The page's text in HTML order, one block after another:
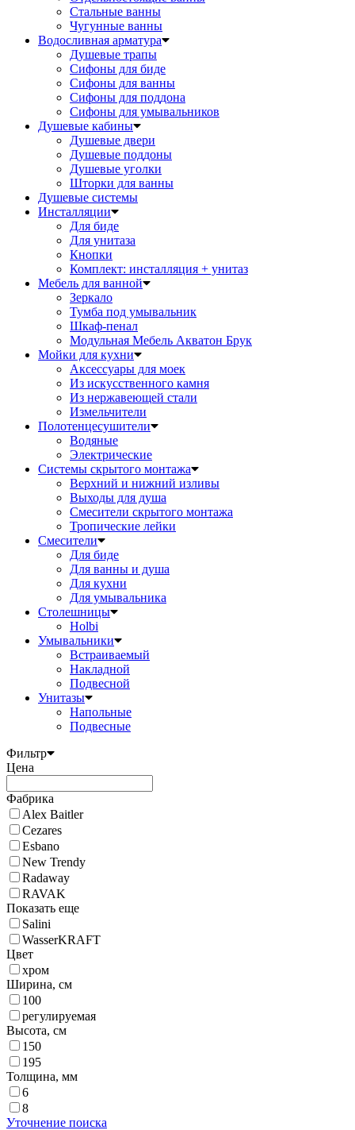
Стальные ванны
Чугунные ванны
Водосливная арматура
Душевые трапы
Сифоны для биде
Сифоны для ванны
Сифоны для поддона
Сифоны для умывальников
Душевые кабины
Душевые двери
Душевые поддоны
Душевые уголки
Шторки для ванны
Душевые системы
Инсталляции
Для биде
Для унитаза
Кнопки
Комплект: инсталляция + унитаз
Мебель для ванной
Зеркало
Тумба под умывальник
Шкаф-пенал
Модульная Мебель Акватон Брук
Мойки для кухни
Аксессуары для моек
Из искусственного камня
Из нержавеющей стали
Измельчители
Полотенцесушители
Водяные
Электрические
Системы скрытого монтажа
Верхний и нижний изливы
Выходы для душа
Смесители скрытого монтажа
Тропические лейки
Смесители
Для биде
Для ванны и душа
Для кухни
Для умывальника
Столешницы
Holbi
Умывальники
Встраиваемый
Накладной
Подвесной
Унитазы
Напольные
Подвесные
Фильтр
Цена
Фабрика
Alex Baitler
Cezares
Esbano
New Trendy
Radaway
RAVAK
Показать еще
Salini
WasserKRAFT
Цвет
хром
Ширина, см
100
регулируемая
Высота, см
150
195
Толщина, мм
6
8
Уточнение поиска